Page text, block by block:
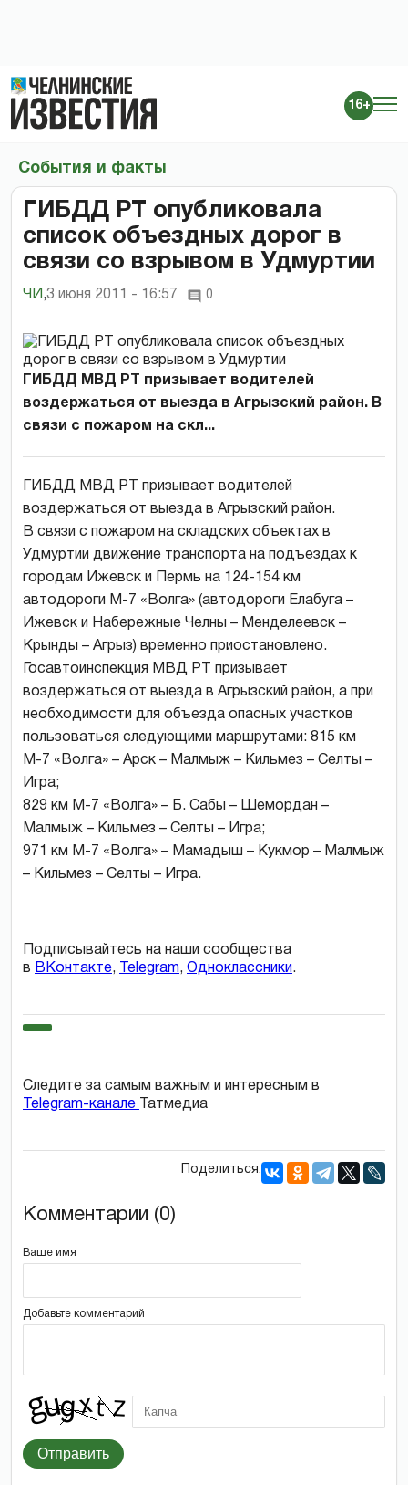
16+
События и факты
ГИБДД РТ опубликовала
список объездных дорог в
связи со взрывом в Удмуртии
ЧИ ,3 июня 2011 - 16:57 0
ГИБДД МВД РТ призывает водителей
воздержаться от выезда в Агрызский район. В
связи с пожаром на скл...
ГИБДД МВД РТ призывает водителей
воздержаться от выезда в Агрызский район.
В связи с пожаром на складских объектах в
Удмуртии движение транспорта на подъездах к
городам Ижевск и Пермь на 124-154 км
автодороги М-7 «Волга» (автодороги Елабуга –
Ижевск и Набережные Челны – Менделеевск –
Крынды – Агрыз) временно приостановлено.
Госавтоинспекция МВД РТ призывает
воздержаться от выезда в Агрызский район, а при
необходимости для объезда опасных участков
пользоваться следующими маршрутами: 815 км
М-7 «Волга» – Арск – Малмыж – Кильмез – Селты –
Игра;
829 км М-7 «Волга» – Б. Сабы – Шемордан –
Малмыж – Кильмез – Селты – Игра;
971 км М-7 «Волга» – Мамадыш – Кукмор – Малмыж
– Кильмез – Селты – Игра.
Подписывайтесь на наши сообщества
в ВКонтакте, Telegram, Одноклассники.
Следите за самым важным и интересным в
Telegram-канале
Татмедиа
Поделиться:
Комментарии (0)
Ваше имя
Добавьте комментарий
Отправить